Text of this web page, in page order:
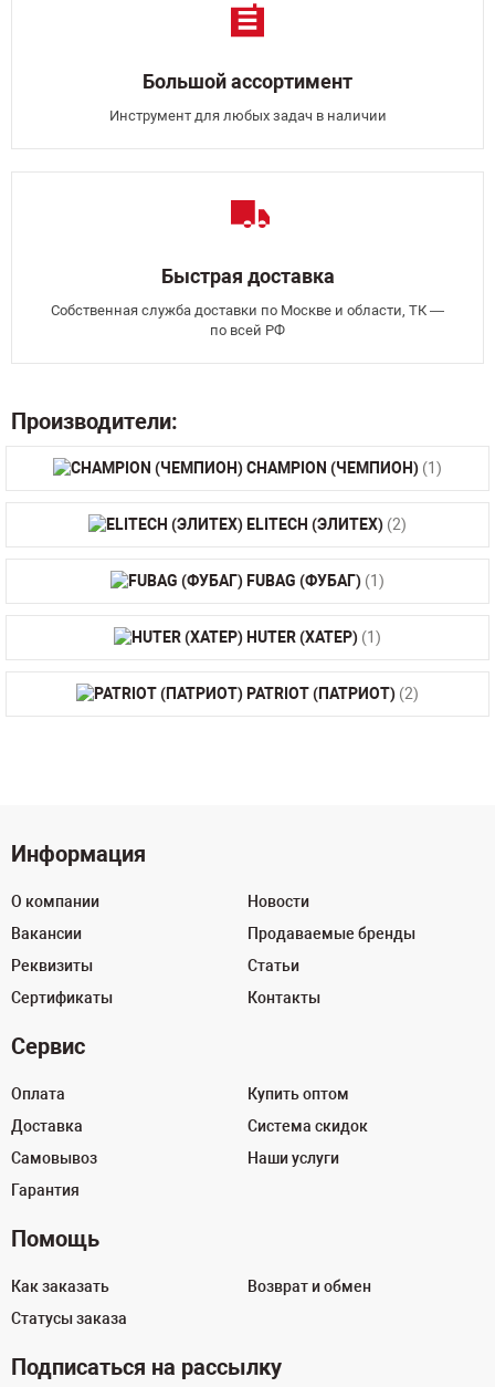
Большой ассортимент
Инструмент для любых задач в наличии
Быстрая доставка
Собственная служба доставки по Москве и области, ТК —
по всей РФ
Производители:
CHAMPION (ЧЕМПИОН) (1)
ELITECH (ЭЛИТЕХ) (2)
FUBAG (ФУБАГ) (1)
HUTER (ХАТЕР) (1)
PATRIOT (ПАТРИОТ) (2)
Информация
О компании
Вакансии
Реквизиты
Сертификаты
Новости
Продаваемые бренды
Статьи
Контакты
Сервис
Оплата
Доставка
Самовывоз
Гарантия
Купить оптом
Система скидок
Наши услуги
Помощь
Как заказать
Статусы заказа
Возврат и обмен
Подписаться на рассылку